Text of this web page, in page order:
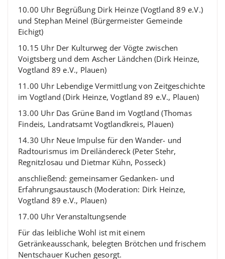
10.00 Uhr Begrüßung Dirk Heinze (Vogtland 89 e.V.)
und Stephan Meinel (Bürgermeister Gemeinde
Eichigt)
10.15 Uhr Der Kulturweg der Vögte zwischen
Voigtsberg und dem Ascher Ländchen (Dirk Heinze,
Vogtland 89 e.V., Plauen)
11.00 Uhr Lebendige Vermittlung von Zeitgeschichte
im Vogtland (Dirk Heinze, Vogtland 89 e.V., Plauen)
13.00 Uhr Das Grüne Band im Vogtland (Thomas
Findeis, Landratsamt Vogtlandkreis, Plauen)
14.30 Uhr Neue Impulse für den Wander- und
Radtourismus im Dreiländereck (Peter Stehr,
Regnitzlosau und Dietmar Kühn, Posseck)
anschließend: gemeinsamer Gedanken- und
Erfahrungsaustausch (Moderation: Dirk Heinze,
Vogtland 89 e.V., Plauen)
17.00 Uhr Veranstaltungsende
Für das leibliche Wohl ist mit einem
Getränkeausschank, belegten Brötchen und frischem
Nentschauer Kuchen gesorgt.